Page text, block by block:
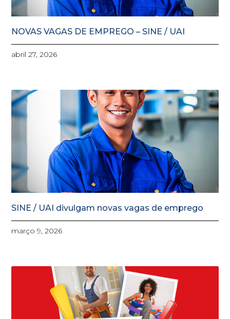
NOVAS VAGAS DE EMPREGO – SINE / UAI
abril 27, 2026
SINE / UAI divulgam novas vagas de emprego
março 9, 2026